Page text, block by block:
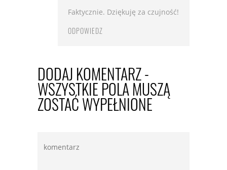
Faktycznie. Dziękuję za czujność!
ODPOWIEDZ
DODAJ KOMENTARZ -
WSZYSTKIE POLA MUSZĄ
ZOSTAĆ WYPEŁNIONE